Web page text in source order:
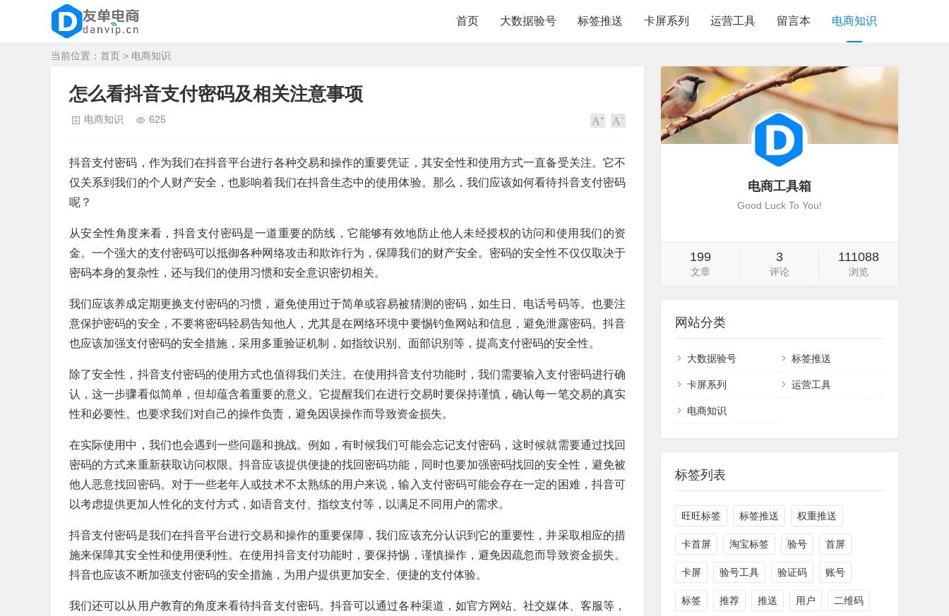
首页 大数据验号 标签推送 卡屏系列 运营工具 留言本 电商知识
当前位置： 首页 > 电商知识
怎么看抖音支付密码及相关注意事项
电商知识 625
抖音支付密码，作为我们在抖音平台进行各种交易和操作的重要凭证，其安全性和使用方式一直备受关注。它不
仅关系到我们的个人财产安全，也影响着我们在抖音生态中的使用体验。那么，我们应该如何看待抖音支付密码
呢？
从安全性角度来看，抖音支付密码是一道重要的防线，它能够有效地防止他人未经授权的访问和使用我们的资
金。一个强大的支付密码可以抵御各种网络攻击和欺诈行为，保障我们的财产安全。密码的安全性不仅仅取决于
密码本身的复杂性，还与我们的使用习惯和安全意识密切相关。
我们应该养成定期更换支付密码的习惯，避免使用过于简单或容易被猜测的密码，如生日、电话号码等。也要注
意保护密码的安全，不要将密码轻易告知他人，尤其是在网络环境中要惕钓鱼网站和信息，避免泄露密码。抖音
也应该加强支付密码的安全措施，采用多重验证机制，如指纹识别、面部识别等，提高支付密码的安全性。
除了安全性，抖音支付密码的使用方式也值得我们关注。在使用抖音支付功能时，我们需要输入支付密码进行确
认，这一步骤看似简单，但却蕴含着重要的意义。它提醒我们在进行交易时要保持谨慎，确认每一笔交易的真实
性和必要性。也要求我们对自己的操作负责，避免因误操作而导致资金损失。
在实际使用中，我们也会遇到一些问题和挑战。例如，有时候我们可能会忘记支付密码，这时候就需要通过找回
密码的方式来重新获取访问权限。抖音应该提供便捷的找回密码功能，同时也要加强密码找回的安全性，避免被
他人恶意找回密码。对于一些老年人或技术不太熟练的用户来说，输入支付密码可能会存在一定的困难，抖音可
以考虑提供更加人性化的支付方式，如语音支付、指纹支付等，以满足不同用户的需求。
抖音支付密码是我们在抖音平台进行交易和操作的重要保障，我们应该充分认识到它的重要性，并采取相应的措
施来保障其安全性和使用便利性。在使用抖音支付功能时，要保持惕，谨慎操作，避免因疏忽而导致资金损失。
抖音也应该不断加强支付密码的安全措施，为用户提供更加安全、便捷的支付体验。
我们还可以从用户教育的角度来看待抖音支付密码。抖音可以通过各种渠道，如官方网站、社交媒体、客服等，
电商工具箱
Good Luck To You!
199
文章
3
评论
111088
浏览
网站分类
大数据验号 标签推送
卡屏系列 运营工具
电商知识
标签列表
旺旺标签 标签推送 权重推送
卡首屏 淘宝标签 验号 首屏
卡屏 验号工具 验证码 账号
标签 推荐 推送 用户 二维码